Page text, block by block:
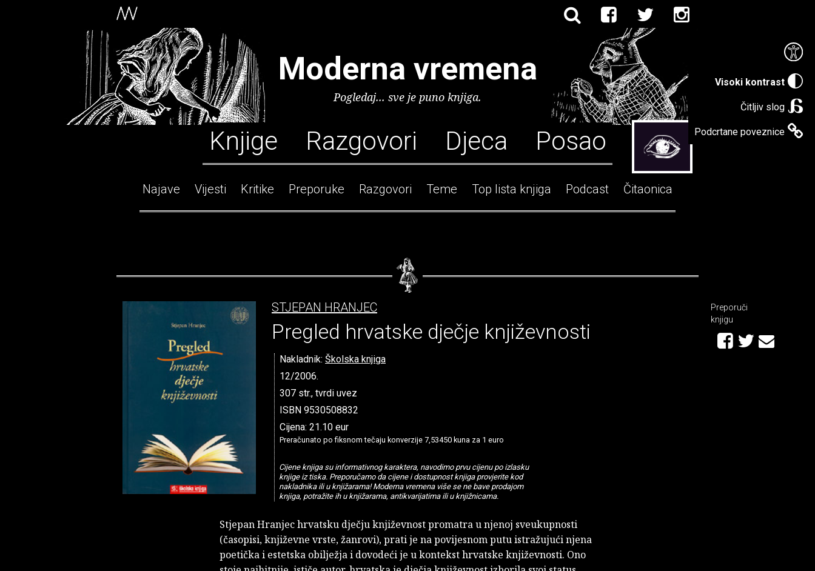
Visoki kontrast
Čitljiv slog
Podcrtane poveznice
Moderna vremena
Pogledaj... sve je puno knjiga.
Knjige Razgovori Djeca Posao
Najave Vijesti Kritike Preporuke Razgovori Teme Top lista knjiga Podcast Čitaonica
STJEPAN HRANJEC
Pregled hrvatske dječje književnosti
Nakladnik: Školska knjiga
12/2006.
307 str., tvrdi uvez
ISBN 9530508832
Cijena: 21.10 eur
Preračunato po fiksnom tečaju konverzije 7,53450 kuna za 1 euro
Cijene knjiga su informativnog karaktera, navodimo prvu cijenu po izlasku
knjige iz tiska. Preporučamo da cijene i dostupnost knjiga provjerite kod
nakladnika ili u knjižarama! Moderna vremena više se ne bave prodajom
knjiga, potražite ih u knjižarama, antikvarijatima ili u knjižnicama.
Stjepan Hranjec hrvatsku dječju književnost promatra u njenoj sveukupnosti
(časopisi, književne vrste, žanrovi), prati je na povijesnom putu istražujući njena
poetička i estetska obilježja i dovodeći je u kontekst hrvatske književnosti. Ono
Preporuči
knjigu